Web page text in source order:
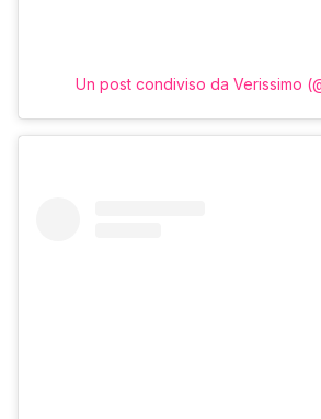
Un post condiviso da Verissimo